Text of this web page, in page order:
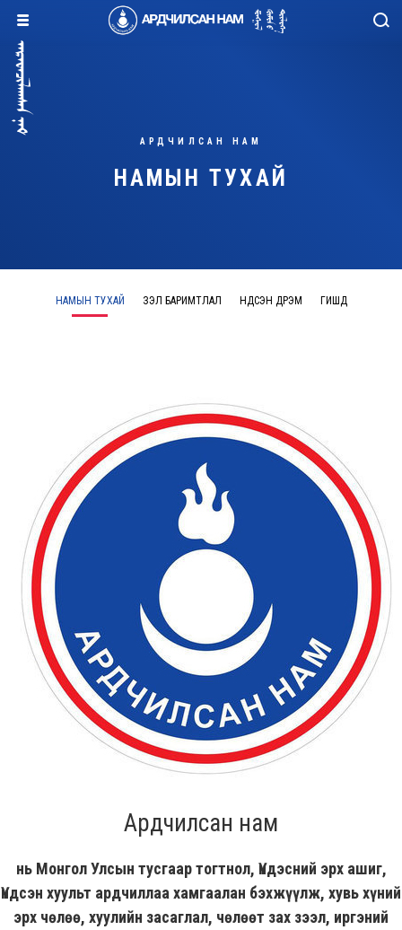
АРДЧИЛСАН НАМ
НАМЫН ТУХАЙ
НАМЫН ТУХАЙ ҮЗЭЛ БАРИМТЛАЛ ҮНДСЭН ДҮРЭМ ГИШҮҮД
Ардчилсан нам
нь Монгол Улсын тусгаар тогтнол, Үндэсний эрх ашиг,
Үндсэн хуульт ардчиллаа хамгаалан бэхжүүлж, хувь хүний
эрх чөлөө, хуулийн засаглал, чөлөөт зах зээл, иргэний